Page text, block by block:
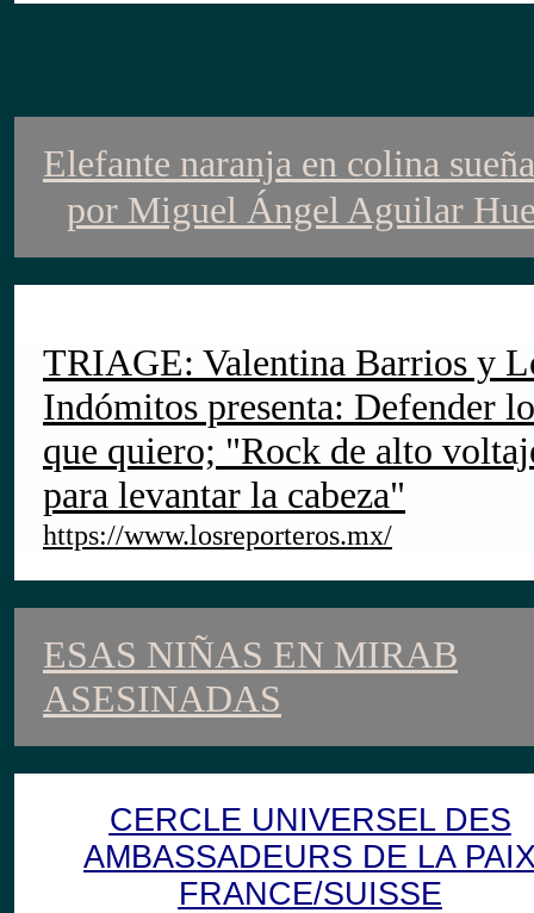
Elefante naranja en colina sueña
por Miguel Ángel Aguilar
TRIAGE: Valentina Barrios y
Indómitos presenta: Defender lo
que quiero; "Rock de alto
para levantar la cabeza"
https://www.losreporteros.mx/
ESAS NIÑAS EN MIRAB
ASESINADAS
CERCLE UNIVERSEL DES
AMBASSADEURS DE LA
FRANCE/SUISSE